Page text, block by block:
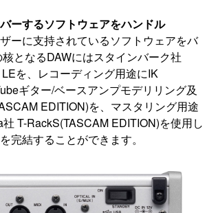
ーするソフトウェアをハンドル
ーに支持されているソフトウェアをバ
となるDAWにはスタインバーク社
を、レコーディング用途にIK
ギター/ベースアンプモデリリング及
EDITION)を、マスタリング用途
T-RackS(TASCAM EDITION)を使用し
完結することができます。